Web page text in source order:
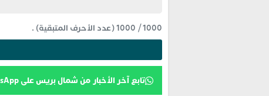
1000
/
1000(عدد الأحرف المتبقية) .
تابع آخر الأخبار من شمال بريس على WhatsApp